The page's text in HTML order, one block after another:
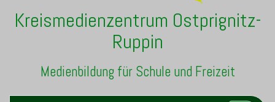
Kreismedienzentrum Ostprignitz-
Ruppin
Medienbildung für Schule und Freizeit